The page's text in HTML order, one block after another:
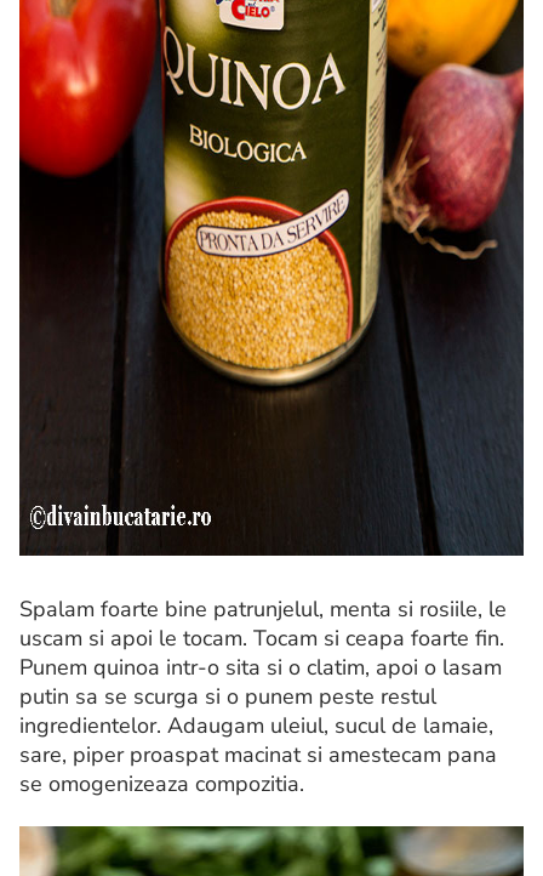
Spalam foarte bine patrunjelul, menta si rosiile, le
uscam si apoi le tocam. Tocam si ceapa foarte fin.
Punem quinoa intr-o sita si o clatim, apoi o lasam
putin sa se scurga si o punem peste restul
ingredientelor. Adaugam uleiul, sucul de lamaie,
sare, piper proaspat macinat si amestecam pana
se omogenizeaza compozitia.